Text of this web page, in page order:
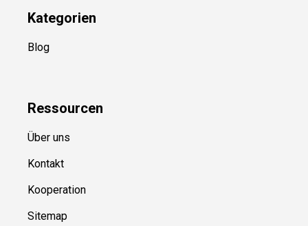
Kategorien
Blog
Ressourcen
Über uns
Kontakt
Kooperation
Sitemap